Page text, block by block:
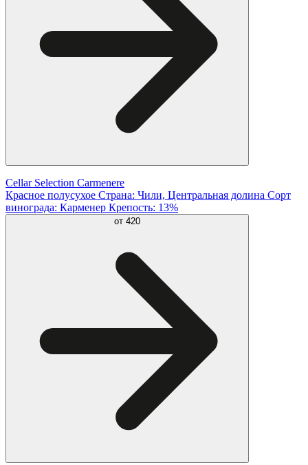
Cellar Selection Carmenere
Красное полусухое Страна: Чили, Центральная долина Сорт
винограда: Карменер Крепость: 13%
от 420